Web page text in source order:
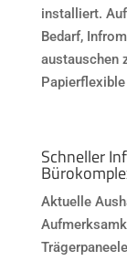
installiert.
Bedarf,
austauschen
Schneller
Aktuelle